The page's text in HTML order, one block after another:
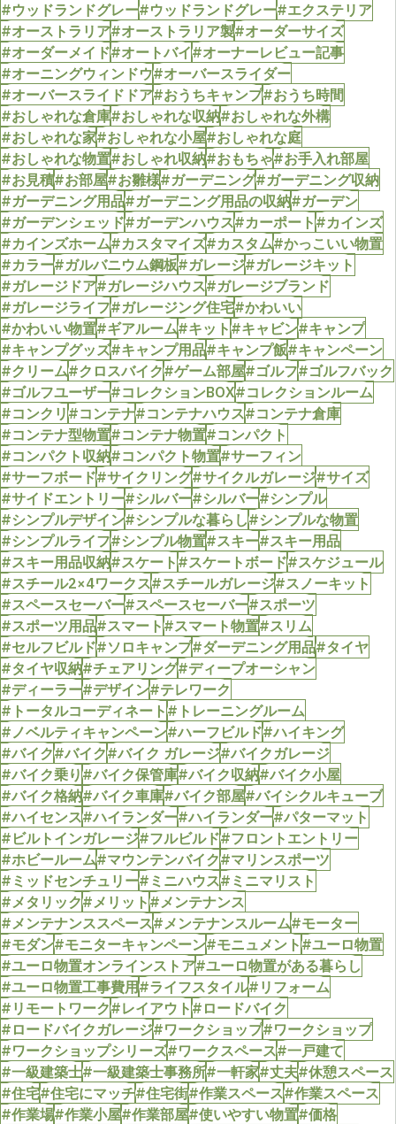
#ウッドランドグレー#ウッドランドグレー#エクステリア
#オーストラリア#オーストラリア製#オーダーサイズ
#オーダーメイド#オートバイ#オーナーレビュー記事
#オーニングウィンドウ#オーバースライダー
#オーバースライドドア#おうちキャンプ#おうち時間
#おしゃれな倉庫#おしゃれな収納#おしゃれな外構
#おしゃれな家#おしゃれな小屋#おしゃれな庭
#おしゃれな物置#おしゃれ収納#おもちゃ#お手入れ部屋
#お見積#お部屋#お雛様#ガーデニング#ガーデニング収納
#ガーデニング用品#ガーデニング用品の収納#ガーデン
#ガーデンシェッド#ガーデンハウス#カーポート#カインズ
#カインズホーム#カスタマイズ#カスタム#かっこいい物置
#カラー#ガルバニウム鋼板#ガレージ#ガレージキット
#ガレージドア#ガレージハウス#ガレージブランド
#ガレージライフ#ガレージング住宅#かわいい
#かわいい物置#ギアルーム#キット#キャビン#キャンプ
#キャンプグッズ#キャンプ用品#キャンプ飯#キャンペーン
#クリーム#クロスバイク#ゲーム部屋#ゴルフ#ゴルフバック
#ゴルフユーザー#コレクションBOX#コレクションルーム
#コンクリ#コンテナ#コンテナハウス#コンテナ倉庫
#コンテナ型物置#コンテナ物置#コンパクト
#コンパクト収納#コンパクト物置#サーフィン
#サーフボード#サイクリング#サイクルガレージ#サイズ
#サイドエントリー#シルバー#シルバー#シンプル
#シンプルデザイン#シンプルな暮らし#シンプルな物置
#シンプルライフ#シンプル物置#スキー#スキー用品
#スキー用品収納#スケート#スケートボード#スケジュール
#スチール2×4ワークス#スチールガレージ#スノーキット
#スペースセーバー#スペースセーバー#スポーツ
#スポーツ用品#スマート#スマート物置#スリム
#セルフビルド#ソロキャンプ#ダーデニング用品#タイヤ
#タイヤ収納#チェアリング#ディープオーシャン
#ディーラー#デザイン#テレワーク
#トータルコーディネート#トレーニングルーム
#ノベルティキャンペーン#ハーフビルド#ハイキング
#バイク#バイク#バイク ガレージ#バイクガレージ
#バイク乗り#バイク保管庫#バイク収納#バイク小屋
#バイク格納#バイク車庫#バイク部屋#バイシクルキューブ
#ハイセンス#ハイランダー#ハイランダー#パターマット
#ビルトインガレージ#フルビルド#フロントエントリー
#ホビールーム#マウンテンバイク#マリンスポーツ
#ミッドセンチュリー#ミニハウス#ミニマリスト
#メタリック#メリット#メンテナンス
#メンテナンススペース#メンテナンスルーム#モーター
#モダン#モニターキャンペーン#モニュメント#ユーロ物置
#ユーロ物置オンラインストア#ユーロ物置がある暮らし
#ユーロ物置工事費用#ライフスタイル#リフォーム
#リモートワーク#レイアウト#ロードバイク
#ロードバイクガレージ#ワークショップ#ワークショップ
#ワークショップシリーズ#ワークスペース#一戸建て
#一級建築士#一級建築士事務所#一軒家#丈夫#休憩スペース
#住宅#住宅にマッチ#住宅街#作業スペース#作業スペース
#作業場#作業小屋#作業部屋#使いやすい物置#価格